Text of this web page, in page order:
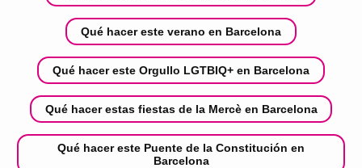
Qué hacer este verano en Barcelona
Qué hacer este Orgullo LGTBIQ+ en Barcelona
Qué hacer estas fiestas de la Mercè en Barcelona
Qué hacer este Puente de la Constitución en
Barcelona